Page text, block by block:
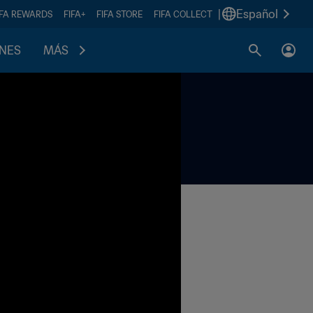
REWARDS FIFA+ FIFA STORE FIFA COLLECT Español
MÁS